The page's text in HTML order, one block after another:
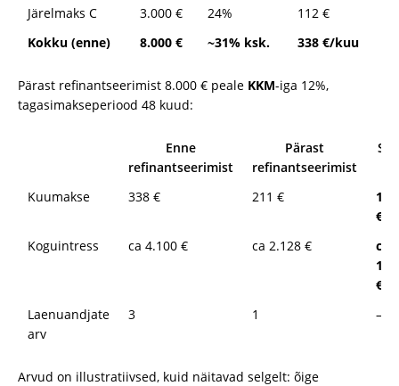
Järelmaks C
3.000 € 24%
112 €
Kokku (enne)
8.000 € ~31% ksk. 338 €/kuu
Pärast refinantseerimist 8.000 € peale KKM-iga 12%,
tagasimakseperiood 48 kuud:
Enne
refinantseerimist
Pärast
refinantseerimist
Kuumakse 338 € 211 €
127
€/
Koguintress
ca 4.100 € ca 2.128 €
ca
€
Laenuandjate
arv
3 1 —
Arvud on illustratiivsed, kuid näitavad selgelt: õige